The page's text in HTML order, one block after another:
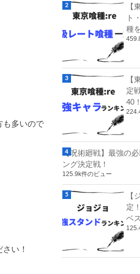
も多いので
い！
【
ト
種
【
定
40！
【呪術廻戦】最強の
ング決定戦！
125.9k件のビュー
【
定
ベ